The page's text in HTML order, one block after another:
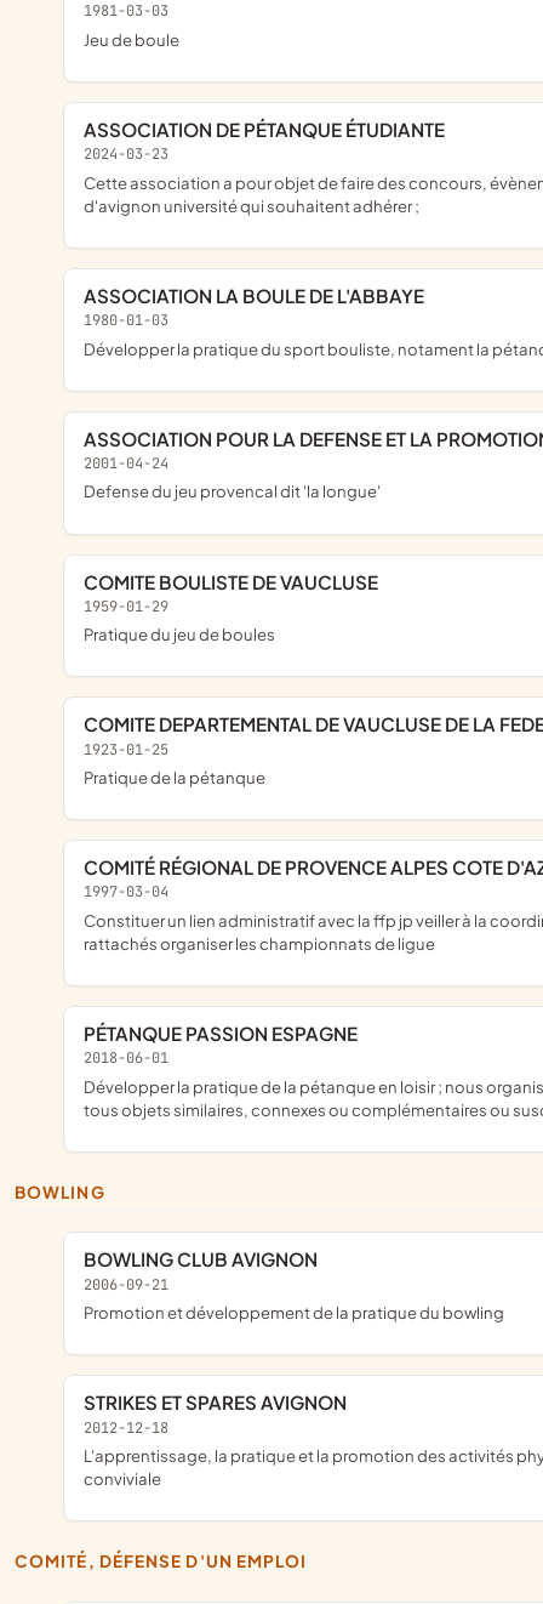
1981-03-03
jeu de boule
ASSOCIATION DE PÉTANQUE ÉTUDIANTE
2024-03-23
cette association a pour objet de faire des concours, évènements sportifs et quelques formations, elle doit aussi faire découvrir la culture de la pétanque à tous ces adhérents, elle s'ouvre à tous les étudiants
d'avignon université qui souhaitent adhérer ;
ASSOCIATION LA BOULE DE L'ABBAYE
1980-01-03
développer la pratique du sport bouliste, notament la
ASSOCIATION POUR LA DEFENSE ET LA
2001-04-24
defense du jeu provencal dit 'la longue'
COMITE BOULISTE DE VAUCLUSE
1959-01-29
pratique du jeu de boules
COMITE DEPARTEMENTAL DE VAUCLUSE DE LA
1923-01-25
pratique de la pétanque
COMITÉ RÉGIONAL DE PROVENCE ALPES COTE
1997-03-04
constituer un lien administratif avec la ffp jp veiller à la coordination des réglements et décisions émanants de la ffpjp examiner et résoudre les problémes posés par les comités départementaux qui lui sont
rattachés organiser les championnats de ligue
PÉTANQUE PASSION ESPAGNE
2018-06-01
développer la pratique de la pétanque en loisir ; nous organisons un séjour de 4 nuits 5 jours à Santa Suzanna en Espagne ; pension complète ; concours masculin et féminin du 22 avril 2019 au 26 avril 2019, et
tous objets similaires, connexes ou complémentaires ou
BOWLING
BOWLING CLUB AVIGNON
2006-09-21
promotion et développement de la pratique du bowling
STRIKES ET SPARES AVIGNON
2012-12-18
l'apprentissage, la pratique et la promotion des activités physiques et sportives du bowling ainsi que la gestion des moyens nécessaires pour leur mise en oeuvre ; elle favorise par la même une pratique sociale
conviviale
COMITÉ, DÉFENSE D'UN EMPLOI